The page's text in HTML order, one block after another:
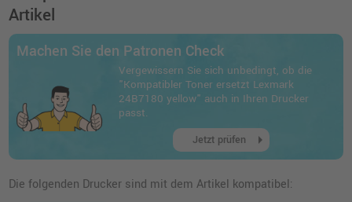
Artikel
Machen Sie den Patronen Check
Vergewissern Sie sich unbedingt, ob die
"Kompatibler Toner ersetzt Lexmark
24B7180 yellow" auch in Ihren Drucker
passt.
Jetzt prüfen arrow_right
Die folgenden Drucker sind mit dem Artikel kompatibel: